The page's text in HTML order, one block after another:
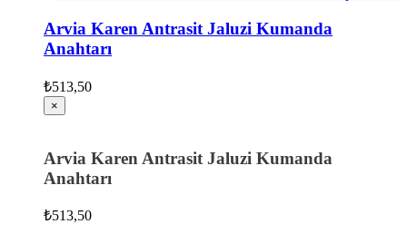
Arvia Karen Antrasit Jaluzi Kumanda
Anahtarı
₺513,50
×
Arvia Karen Antrasit Jaluzi Kumanda
Anahtarı
₺513,50